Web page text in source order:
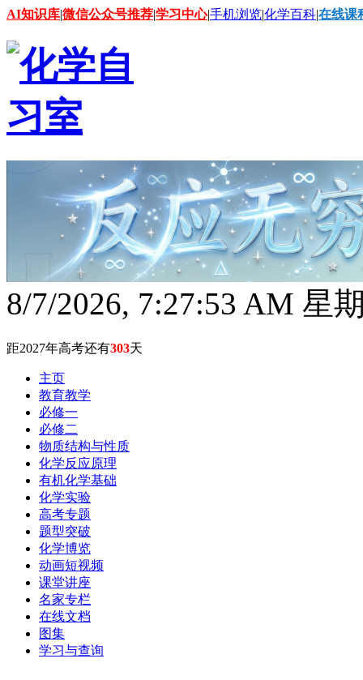
AI知识库|微信公众号推荐|学习中心|手机浏览|化学百科|在线课
8/7/2026, 7:27:54 AM 星
距2027年高考还有303天
主页
教育教学
必修一
必修二
物质结构与性质
化学反应原理
有机化学基础
化学实验
高考专题
题型突破
化学博览
动画短视频
课堂讲座
名家专栏
在线文档
图集
学习与查询